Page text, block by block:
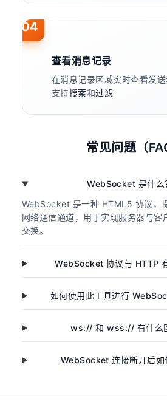
04
查看消息记录
在消息记录区域实时查看发送
支持搜索和过滤
常见问题（
WebSocket 是什么
WebSocket 是一种 HTML5 协议，
网络通信通道，用于实现服务器与客
交换。
WebSocket 协议与 HTTP
如何使用此工具进行
ws:// 和 wss:// 有什么
WebSocket 连接断开后如